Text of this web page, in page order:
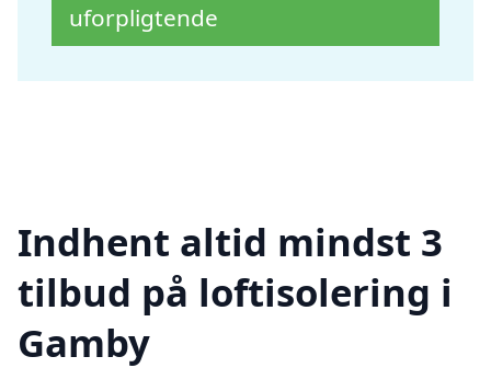
uforpligtende
Indhent altid mindst 3
tilbud på loftisolering i
Gamby